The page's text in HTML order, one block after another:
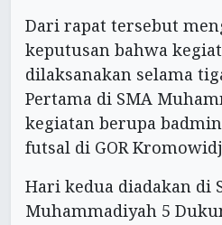
Dari rapat tersebut
keputusan bahwa
dilaksanakan selama
Pertama di SMA
kegiatan berupa
futsal di GOR
Hari kedua diadakan di
Muhammadiyah 5